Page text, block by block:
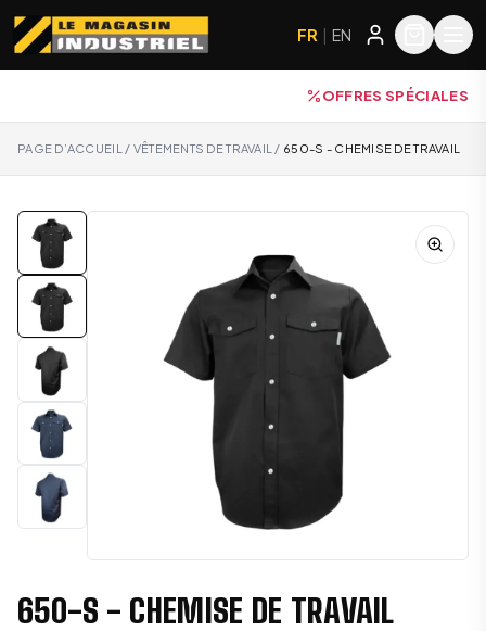
FR | EN
OFFRES SPÉCIALES
PAGE D’ACCUEIL / VÊTEMENTS DE TRAVAIL / 650-S - CHEMISE DE TRAVAIL
650-S - CHEMISE DE TRAVAIL